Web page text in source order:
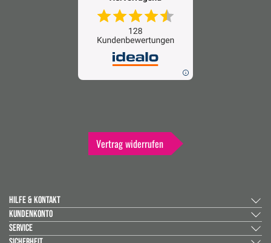
Vertrag widerrufen
HILFE & KONTAKT
KUNDENKONTO
SERVICE